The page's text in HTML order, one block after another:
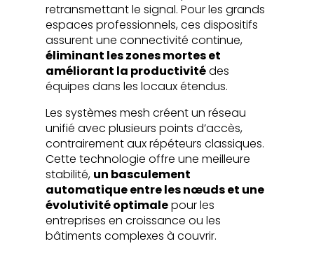
retransmettant le signal. Pour les grands
espaces professionnels, ces dispositifs
assurent une connectivité continue,
éliminant les zones mortes et
améliorant la productivitédes
équipes dans les locaux étendus.
Les systèmes mesh créent un réseau
unifié avec plusieurs points d’accès,
contrairement aux répéteurs classiques.
Cette technologie offre une meilleure
stabilité, un basculement
automatique entre les nœuds et une
évolutivité optimalepour les
entreprises en croissance ou les
bâtiments complexes à couvrir.